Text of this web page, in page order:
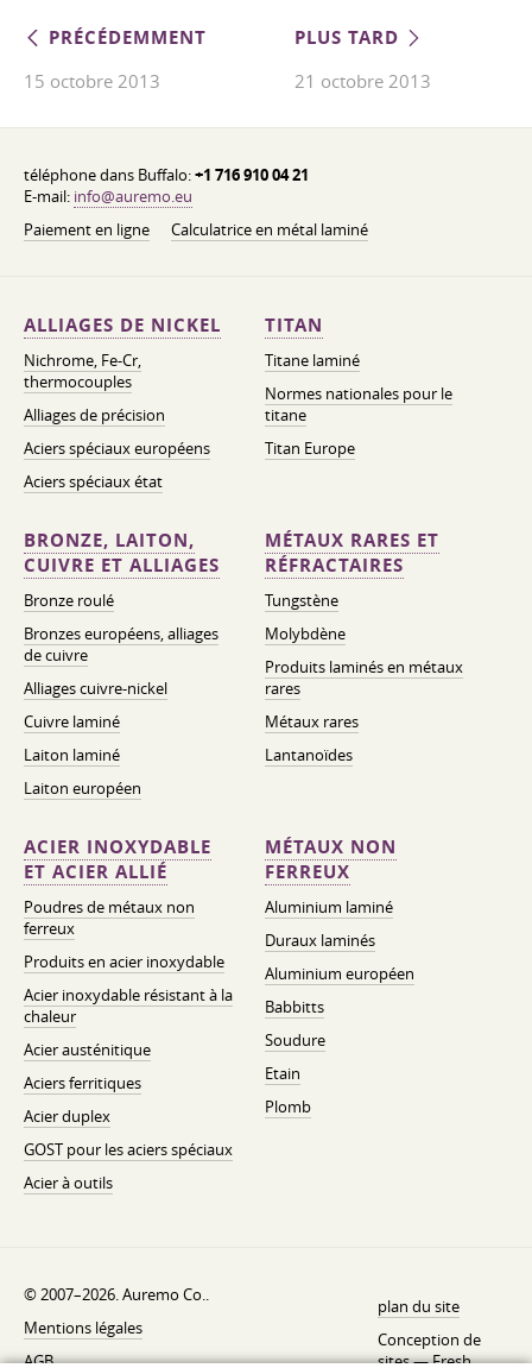
PRÉCÉDEMMENT
15 octobre 2013
PLUS TARD
21 octobre 2013
téléphone dans Buffalo:+1 716 910 04 21
E-mail: info@auremo.eu
Paiement en ligne
Calculatrice en métal laminé
ALLIAGES DE NICKEL
Nichrome, Fe-Cr,
thermocouples
Alliages de précision
Aciers spéciaux européens
Aciers spéciaux état
TITAN
Titane laminé
Normes nationales pour le
titane
Titan Europe
BRONZE, LAITON,
CUIVRE ET ALLIAGES
Bronze roulé
Bronzes européens, alliages
de cuivre
Alliages cuivre-nickel
Cuivre laminé
Laiton laminé
Laiton européen
MÉTAUX RARES ET
RÉFRACTAIRES
Tungstène
Molybdène
Produits laminés en métaux
rares
Métaux rares
Lantanoïdes
ACIER INOXYDABLE
ET ACIER ALLIÉ
Poudres de métaux non
ferreux
Produits en acier inoxydable
Acier inoxydable résistant à la
chaleur
Acier austénitique
Aciers ferritiques
Acier duplex
GOST pour les aciers spéciaux
Acier à outils
MÉTAUX NON
FERREUX
Aluminium laminé
Duraux laminés
Aluminium européen
Babbitts
Soudure
Etain
Plomb
© 2007–2026. Auremo Co..
Mentions légales
AGB
plan du site
Conception de
sites —Fresh